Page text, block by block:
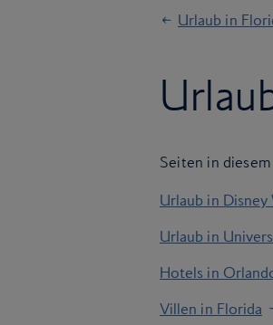
Urlaub in
Seiten in
Urlaub in Disney
Urlaub in
Hotels in
Villen in Florida